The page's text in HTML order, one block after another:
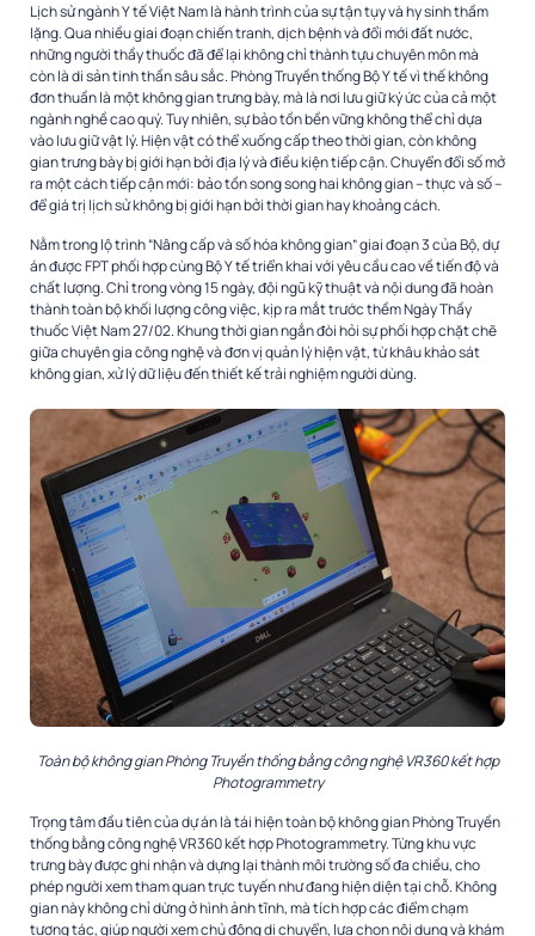
Lịch sử ngành Y tế Việt Nam là hành trình của sự tận tụy và hy sinh thầm
lặng. Qua nhiều giai đoạn chiến tranh, dịch bệnh và đổi mới đất nước,
những người thầy thuốc đã để lại không chỉ thành tựu chuyên môn mà
còn là di sản tinh thần sâu sắc. Phòng Truyền thống Bộ Y tế vì thế không
đơn thuần là một không gian trưng bày, mà là nơi lưu giữ ký ức của cả một
ngành nghề cao quý. Tuy nhiên, sự bảo tồn bền vững không thể chỉ dựa
vào lưu giữ vật lý. Hiện vật có thể xuống cấp theo thời gian, còn không
gian trưng bày bị giới hạn bởi địa lý và điều kiện tiếp cận. Chuyển đổi số mở
ra một cách tiếp cận mới: bảo tồn song song hai không gian – thực và số –
để giá trị lịch sử không bị giới hạn bởi thời gian hay khoảng cách.
Nằm trong lộ trình “Nâng cấp và số hóa không gian” giai đoạn 3 của Bộ, dự
án được FPT phối hợp cùng Bộ Y tế triển khai với yêu cầu cao về tiến độ và
chất lượng. Chỉ trong vòng 15 ngày, đội ngũ kỹ thuật và nội dung đã hoàn
thành toàn bộ khối lượng công việc, kịp ra mắt trước thềm Ngày Thầy
thuốc Việt Nam 27/02. Khung thời gian ngắn đòi hỏi sự phối hợp chặt chẽ
giữa chuyên gia công nghệ và đơn vị quản lý hiện vật, từ khâu khảo sát
không gian, xử lý dữ liệu đến thiết kế trải nghiệm người dùng.
Toàn bộ không gian Phòng Truyền thống bằng công nghệ VR360 kết hợp
Photogrammetry
Trọng tâm đầu tiên của dự án là tái hiện toàn bộ không gian Phòng Truyền
thống bằng công nghệ VR360 kết hợp Photogrammetry. Từng khu vực
trưng bày được ghi nhận và dựng lại thành môi trường số đa chiều, cho
phép người xem tham quan trực tuyến như đang hiện diện tại chỗ. Không
gian này không chỉ dừng ở hình ảnh tĩnh, mà tích hợp các điểm chạm
tương tác, giúp người xem chủ động di chuyển, lựa chọn nội dung và khám